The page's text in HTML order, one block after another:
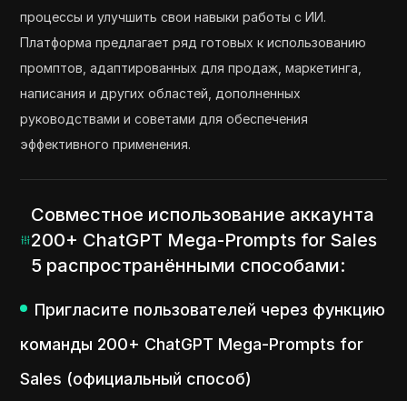
процессы и улучшить свои навыки работы с ИИ.
Платформа предлагает ряд готовых к использованию
промптов, адаптированных для продаж, маркетинга,
написания и других областей, дополненных
руководствами и советами для обеспечения
эффективного применения.
Совместное использование аккаунта
200+ ChatGPT Mega-Prompts for Sales
5 распространёнными способами:
Пригласите пользователей через функцию
команды 200+ ChatGPT Mega-Prompts for
Sales (официальный способ)